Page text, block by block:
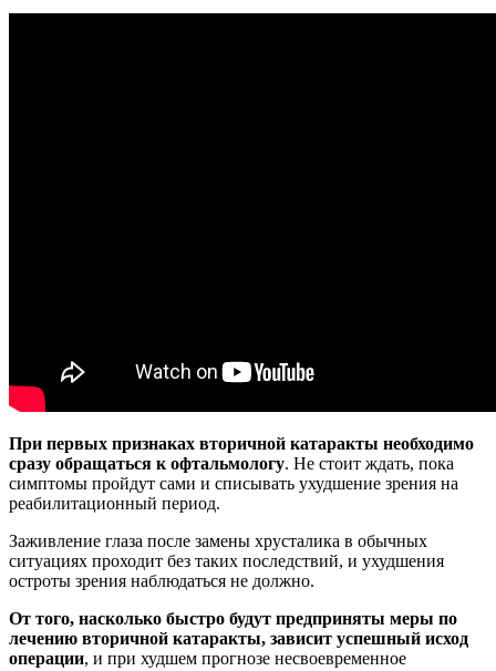
При первых признаках вторичной катаракты необходимо
сразу обращаться к офтальмологу. Не стоит ждать, пока
симптомы пройдут сами и списывать ухудшение зрения на
реабилитационный период.
Заживление глаза после замены хрусталика в обычных
ситуациях проходит без таких последствий, и ухудшения
остроты зрения наблюдаться не должно.
От того, насколько быстро будут предприняты меры по
лечению вторичной катаракты, зависит успешный исход
операции, и при худшем прогнозе несвоевременное